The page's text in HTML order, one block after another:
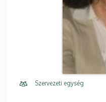
Szervezeti egység